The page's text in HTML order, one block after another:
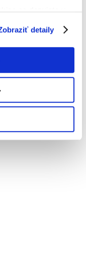
sa dozviete v
detaily